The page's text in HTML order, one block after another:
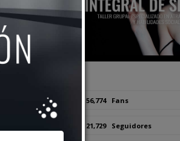
56,774 Fans
21,729 Seguidores